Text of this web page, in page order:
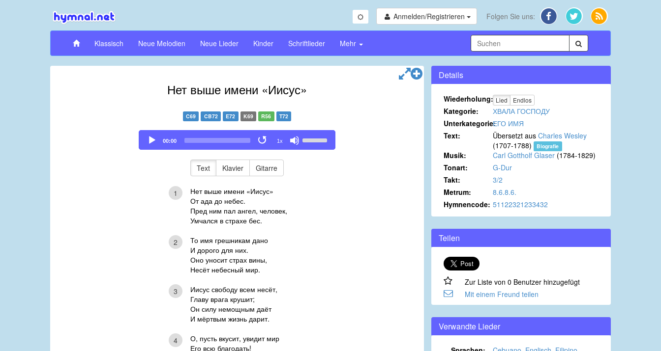
Anmelden/Registrieren Folgen Sie uns:
Klassisch Neue Melodien Neue Lieder Kinder Schriftlieder Mehr
Нет выше имени «Иисус»
C69 CB72 E72 K69 R56 T72
Audio
Player
00:00 1x
Up/Down
Text Klavier Gitarre
1
Нет выше имени «Иисус»
От ада до небес.
Пред ним пал ангел, человек,
Умчался в страхе бес.
2
То имя грешникам дано
И дорого для них.
Оно уносит страх вины,
Несёт небесный мир.
3
Иисус свободу всем несёт,
Главу врага крушит;
Он силу немощным даёт
И мёртвым жизнь дарит.
4
О, пусть вкусит, увидит мир
Его всю благодать!
Details
Wiederholung: Lied Endlos
Kategorie:
ХВАЛА ГОСПОДУ
Unterkategorie:ЕГО ИМЯ
Text:
Übersetzt aus Charles Wesley
(1707-1788)
Biografie
Musik: Carl Gottholf Glaser (1784-1829)
Tonart:
G-Dur
Takt:
3/2
Metrum:
8.6.8.6.
Hymnencode: 51122321233432
Teilen
Zur Liste von 0 Benutzer hinzugefügt
Mit einem Freund teilen
Verwandte Lieder